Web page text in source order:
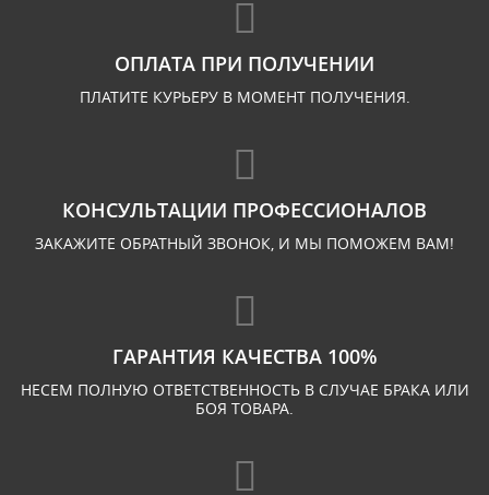
ОПЛАТА ПРИ ПОЛУЧЕНИИ
ПЛАТИТЕ КУРЬЕРУ В МОМЕНТ ПОЛУЧЕНИЯ.
КОНСУЛЬТАЦИИ ПРОФЕССИОНАЛОВ
ЗАКАЖИТЕ ОБРАТНЫЙ ЗВОНОК, И МЫ ПОМОЖЕМ ВАМ!
ГАРАНТИЯ КАЧЕСТВА 100%
НЕСЕМ ПОЛНУЮ ОТВЕТСТВЕННОСТЬ В СЛУЧАЕ БРАКА ИЛИ
БОЯ ТОВАРА.